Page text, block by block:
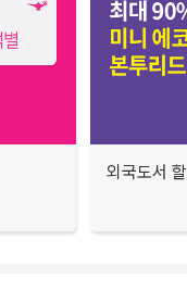
외국도서